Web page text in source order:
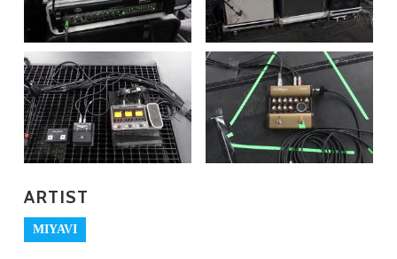
ARTIST
MIYAVI